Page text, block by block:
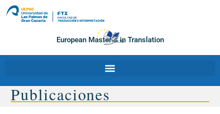
European Master´s in Translation
Publicaciones